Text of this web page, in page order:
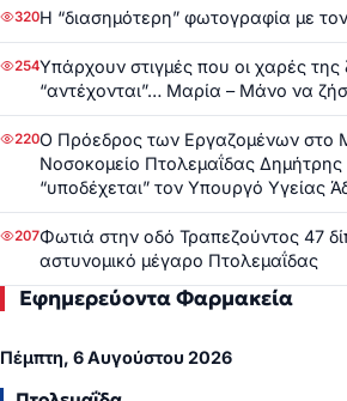
320Η “διασημότερη” φωτογραφία με
254Υπάρχουν στιγμές που οι χαρές της
“αντέχονται”… Μαρία – Μάνο να
220Ο Πρόεδρος των Εργαζομένων στο
Νοσοκομείο Πτολεμαΐδας
“υποδέχεται” τον Υπουργό Υγείας
207Φωτιά στην οδό Τραπεζούντος 47
αστυνομικό μέγαρο Πτολεμαΐδας
Εφημερεύοντα Φαρμακεία
Πέμπτη, 6 Αυγούστου 2026